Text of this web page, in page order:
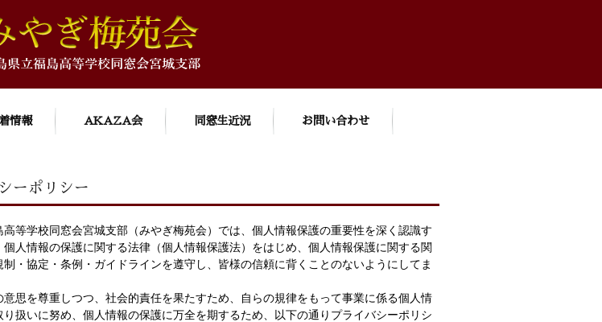
情報 AKAZA会 同窓生近況 お問い合わせ
ーポリシー
高等学校同窓会宮城支部（みやぎ梅苑会）では、個人情報保護の重要性を深く認識す
個人情報の保護に関する法律（個人情報保護法）をはじめ、個人情報保護に関する関
制・協定・条例・ガイドラインを遵守し、皆様の信頼に背くことのないようにしてま
意思を尊重しつつ、社会的責任を果たすため、自らの規律をもって事業に係る個人情
り扱いに努め、個人情報の保護に万全を期するため、以下の通りプライバシーポリシ